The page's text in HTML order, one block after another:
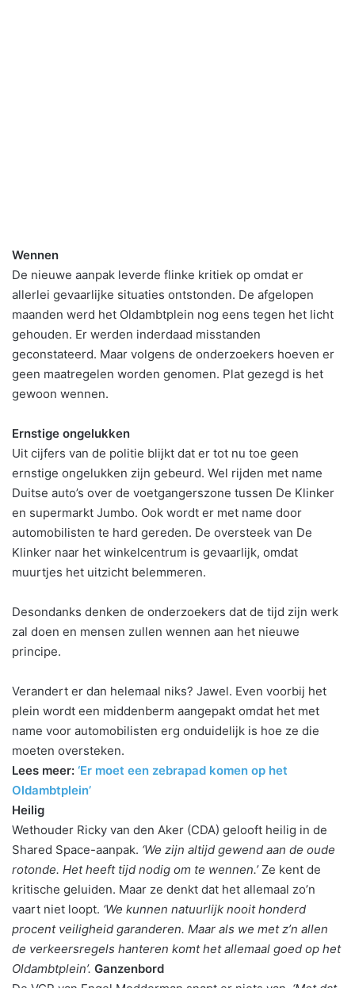
Wennen
De nieuwe aanpak leverde flinke kritiek op omdat er
allerlei gevaarlijke situaties ontstonden. De afgelopen
maanden werd het Oldambtplein nog eens tegen het licht
gehouden. Er werden inderdaad misstanden
geconstateerd. Maar volgens de onderzoekers hoeven er
geen maatregelen worden genomen. Plat gezegd is het
gewoon wennen.
Ernstige ongelukken
Uit cijfers van de politie blijkt dat er tot nu toe geen
ernstige ongelukken zijn gebeurd. Wel rijden met name
Duitse auto’s over de voetgangerszone tussen De Klinker
en supermarkt Jumbo. Ook wordt er met name door
automobilisten te hard gereden. De oversteek van De
Klinker naar het winkelcentrum is gevaarlijk, omdat
muurtjes het uitzicht belemmeren.
Desondanks denken de onderzoekers dat de tijd zijn werk
zal doen en mensen zullen wennen aan het nieuwe
principe.
Verandert er dan helemaal niks? Jawel. Even voorbij het
plein wordt een middenberm aangepakt omdat het met
name voor automobilisten erg onduidelijk is hoe ze die
moeten oversteken.
Lees meer: ‘Er moet een zebrapad komen op het
Oldambtplein’
Heilig
Wethouder Ricky van den Aker (CDA) gelooft heilig in de
Shared Space-aanpak. ‘We zijn altijd gewend aan de oude
rotonde. Het heeft tijd nodig om te wennen.’Ze kent de
kritische geluiden. Maar ze denkt dat het allemaal zo’n
vaart niet loopt. ‘We kunnen natuurlijk nooit honderd
procent veiligheid garanderen. Maar als we met z’n allen
de verkeersregels hanteren komt het allemaal goed op het
Oldambtplein’. Ganzenbord